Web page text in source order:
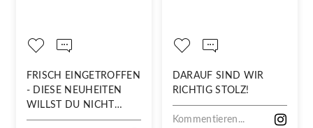
FRISCH EINGETROFFEN
- DIESE NEUHEITEN
WILLST DU NICHT
VERPASSEN!
DARAUF SIND WIR
RICHTIG STOLZ!
Kommentieren...